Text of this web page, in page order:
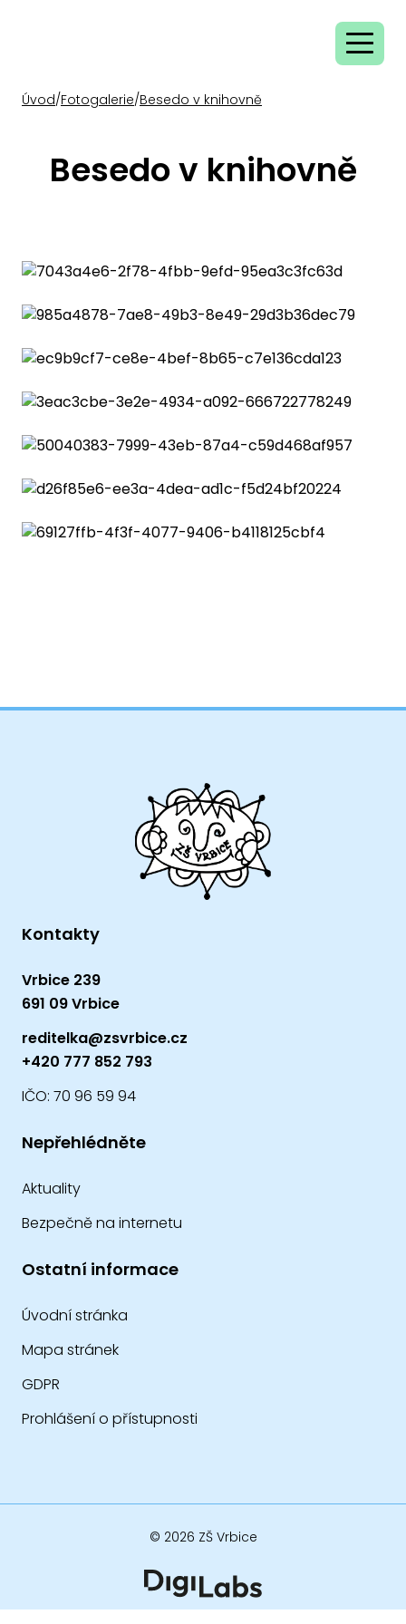
Úvod/Fotogalerie/Besedo v knihovně
Besedo v knihovně
Kontakty
Vrbice 239
691 09 Vrbice
reditelka@zsvrbice.cz
+420 777 852 793
IČO: 70 96 59 94
Nepřehlédněte
Aktuality
Bezpečně na internetu
Ostatní informace
Úvodní stránka
Mapa stránek
GDPR
Prohlášení o přístupnosti
© 2026 ZŠ Vrbice